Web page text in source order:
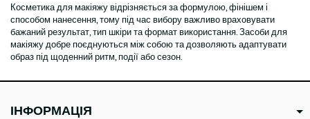
Косметика для макіяжу відрізняється за формулою, фінішем і
способом нанесення, тому під час вибору важливо враховувати
бажаний результат, тип шкіри та формат використання. Засоби для
макіяжу добре поєднуються між собою та дозволяють адаптувати
образ під щоденний ритм, події або сезон.
ІНФОРМАЦІЯ